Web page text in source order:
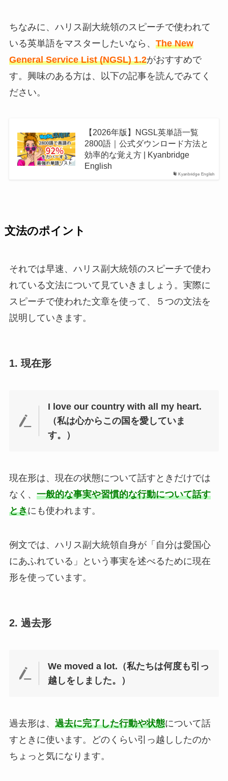
ちなみに、ハリス副大統領のスピーチで使われて
いる英単語をマスターしたいなら、 The New
General Service List (NGSL) 1.2がおすすめで
す。 興味のある方は、以下の記事を読んでみてく
ださい。
Kyanbridge English
【2026年版】NGSL英単語一覧
2800語｜公式ダウンロード方法と
効率的な覚え方 | Kyanbridge
English
文法のポイント
それでは早速、ハリス副大統領のスピーチで使わ
れている文法について見ていきましょう。実際に
スピーチで使われた文章を使って、５つの文法を
説明していきます。
1. 現在形
I love our country with all my heart.
（私は心からこの国を愛していま
す。）
現在形は、現在の状態について話すときだけでは
なく、 一般的な事実や習慣的な行動について話す
ときにも使われます。
例文では、ハリス副大統領自身が「自分は愛国心
にあふれている」という事実を述べるために現在
形を使っています。
2. 過去形
We moved a lot.（私たちは何度も引っ
越しをしました。）
過去形は、 過去に完了した行動や状態について話
すときに使います。どのくらい引っ越ししたのか
ちょっと気になります。